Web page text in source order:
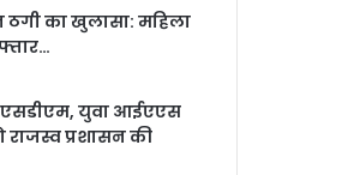
का खुलासा: महिला
एसडीएम, युवा आईएएस
प्रशासन की